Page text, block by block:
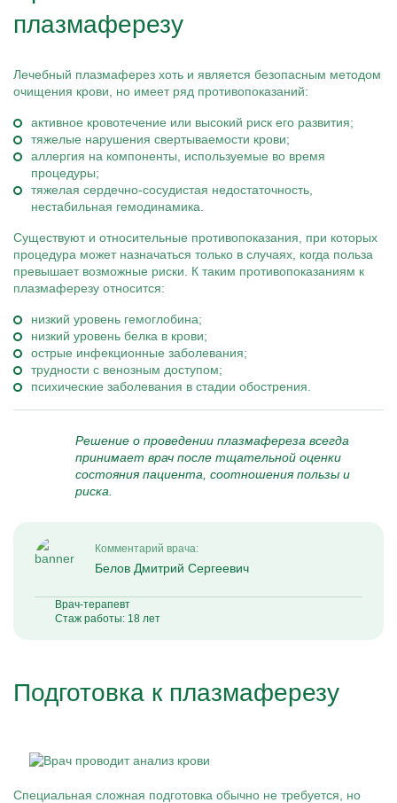
плазмаферезу
Лечебный плазмаферез хоть и является безопасным методом
очищения крови, но имеет ряд противопоказаний:
активное кровотечение или высокий риск его развития;
тяжелые нарушения свертываемости крови;
аллергия на компоненты, используемые во время
процедуры;
тяжелая сердечно-сосудистая недостаточность,
нестабильная гемодинамика.
Существуют и относительные противопоказания, при которых
процедура может назначаться только в случаях, когда польза
превышает возможные риски. К таким противопоказаниям к
плазмаферезу относится:
низкий уровень гемоглобина;
низкий уровень белка в крови;
острые инфекционные заболевания;
трудности с венозным доступом;
психические заболевания в стадии обострения.
Решение о проведении плазмафереза всегда
принимает врач после тщательной оценки
состояния пациента, соотношения пользы и
риска.
Комментарий врача:
Белов Дмитрий Сергеевич
Врач-терапевт
Стаж работы: 18 лет
Подготовка к плазмаферезу
Специальная сложная подготовка обычно не требуется, но